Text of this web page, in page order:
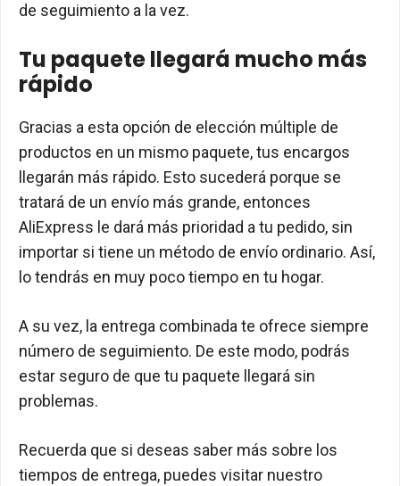
de seguimiento a la vez.
Tu paquete llegará mucho más
rápido
Gracias a esta opción de elección múltiple de
productos en un mismo paquete, tus encargos
llegarán más rápido. Esto sucederá porque se
tratará de un envío más grande, entonces
AliExpress le dará más prioridad a tu pedido, sin
importar si tiene un método de envío ordinario. Así,
lo tendrás en muy poco tiempo en tu hogar.
A su vez, la entrega combinada te ofrece siempre
número de seguimiento. De este modo, podrás
estar seguro de que tu paquete llegará sin
problemas.
Recuerda que si deseas saber más sobre los
tiempos de entrega, puedes visitar nuestro